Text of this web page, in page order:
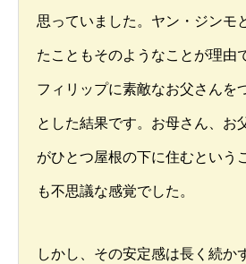
思っていました。ヤン・ジンモ
たこともそのようなことが理由
フィリップに素敵なお父さんを
とした結果です。お母さん、お
がひとつ屋根の下に住むという
も不思議な感覚でした。
しかし、その安定感は長く続か